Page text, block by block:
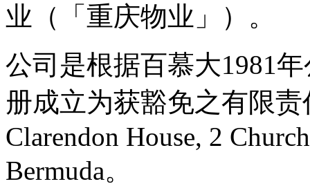
业（「重庆物业」）。
公司是根据百慕大1981
册成立为获豁免之有限
Clarendon House, 2
Bermuda。